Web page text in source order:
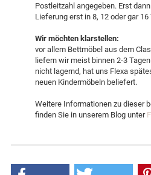
Postleitzahl angegeben. Erst
Lieferung erst in 8, 12 oder gar
Wir möchten klarstellen:
vor allem Bettmöbel aus dem
liefern wir meist binnen 2-3
nicht lagernd, hat uns Flexa
neuen Kindermöbeln beliefert.
Weitere Informationen zu dieser
finden Sie in unserem Blog unter